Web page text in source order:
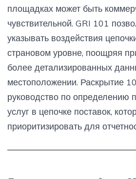
площадках может быть
чувствительной. GRI 101
указывать воздействия
страновом уровне, поощряя
более детализированных
местоположении. Раскрытие
руководство по определению
услуг в цепочке поставок,
приоритизировать для